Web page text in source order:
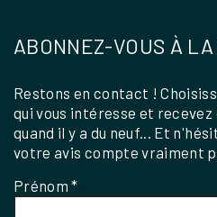
ABONNEZ-VOUS À
Restons en contact !
qui vous intéresse et
quand il y a du neuf... Et
votre avis compte vraiment
Prénom*